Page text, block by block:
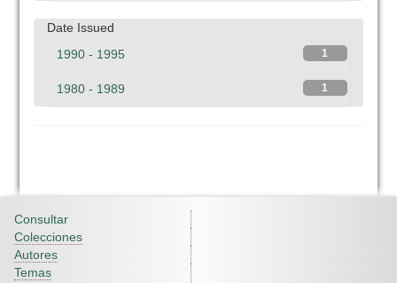
Date Issued
1
1990 - 1995
1
1980 - 1989
Consultar
Colecciones
Autores
Temas